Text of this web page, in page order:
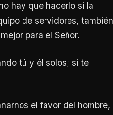
hay que hacerlo si la
de servidores, también
para el Señor.
tú y él solos; si te
el favor del hombre,